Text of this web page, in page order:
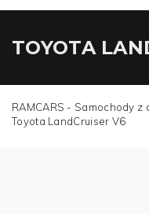
TOYOTA
RAMCARS - Samochody z
Toyota LandCruiser V6